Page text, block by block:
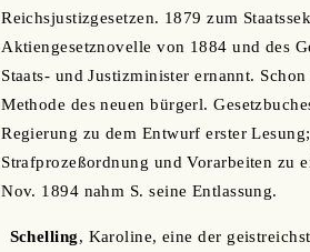
Reichsjustizgesetzen. 1879 zum
Aktiengesetznovelle von 1884 und des
Staats- und Justizminister ernannt.
Methode des neuen bürgerl.
Regierung zu dem Entwurf erster
Strafprozeßordnung und Vorarbeiten zu
Nov. 1894 nahm S. seine Entlassung.
Schelling, Karoline, eine der